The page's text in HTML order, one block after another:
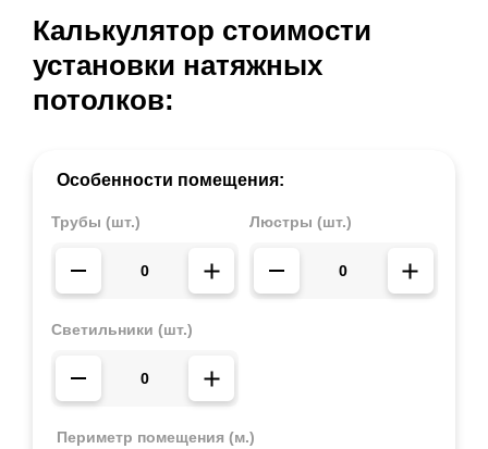
Калькулятор стоимости
установки натяжных
потолков:
Особенности помещения:
Трубы (шт.) Люстры (шт.)
Светильники (шт.)
Периметр помещения (м.)